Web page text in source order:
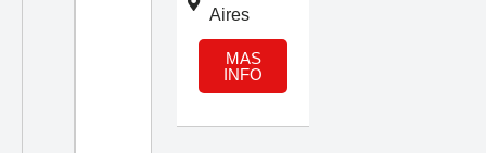
Aires
MAS
INFO